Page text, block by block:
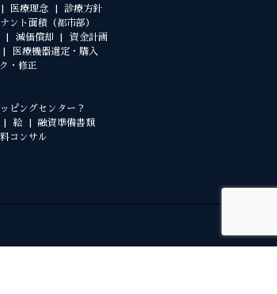
医療理念
診療方針
ント面積（都市部）
減価償却
資金計画
医療機器選定・購入
・修正
ピングセンター？
絵
融資準備書類
コンサル